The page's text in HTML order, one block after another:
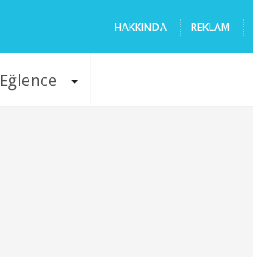
HAKKINDA REKLAM
Eğlence